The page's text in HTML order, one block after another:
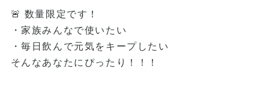
🚨 数量限定です！
・家族みんなで使いたい
・毎日飲んで元気をキープしたい
そんなあなたにぴったり！！！